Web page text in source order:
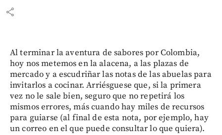
share
Al terminar la aventura de sabores por Colombia,
hoy nos metemos en la alacena, a las plazas de
mercado y a escudriñar las notas de las abuelas para
invitarlos a cocinar. Arriésguese que, si la primera
vez no le sale bien, seguro que no repetirá los
mismos errores, más cuando hay miles de recursos
para guiarse (al final de esta nota, por ejemplo, hay
un correo en el que puede consultar lo que quiera).